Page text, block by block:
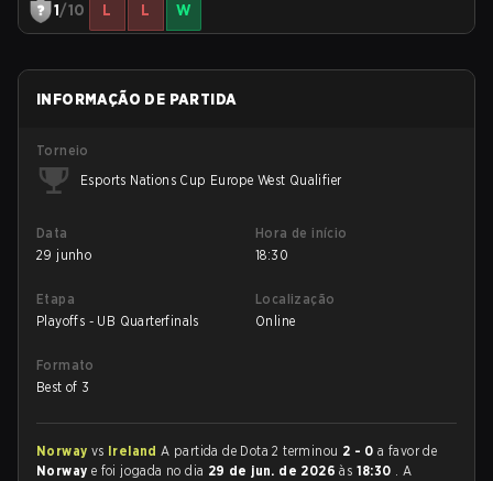
1/10 L L W
INFORMAÇÃO DE PARTIDA
Torneio
Esports Nations Cup Europe West Qualifier
Data
29 junho
Hora de início
18:30
Etapa
Playoffs - UB Quarterfinals
Localização
Online
Formato
Best of 3
Norway vs IrelandA partida de Dota 2 terminou 2 - 0 a favor de
Norway e foi jogada no dia 29 de jun. de 2026às 18:30 . A